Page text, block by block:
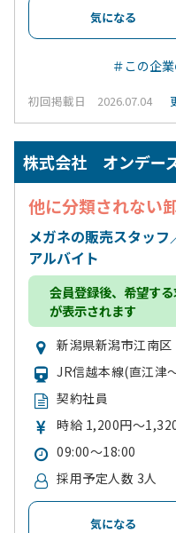
気になる
＃この企
初回掲載日 2026.07.04
株式会社 オンデー
他に分類されない
メガネの販売スタッ
アルバイト
会員登録後、希望す
が表示されます
新潟県新潟市江南区
JR信越本線(直江津
契約社員
時給 1,200円～
09:00～18:00
採用予定人数 3人
気になる